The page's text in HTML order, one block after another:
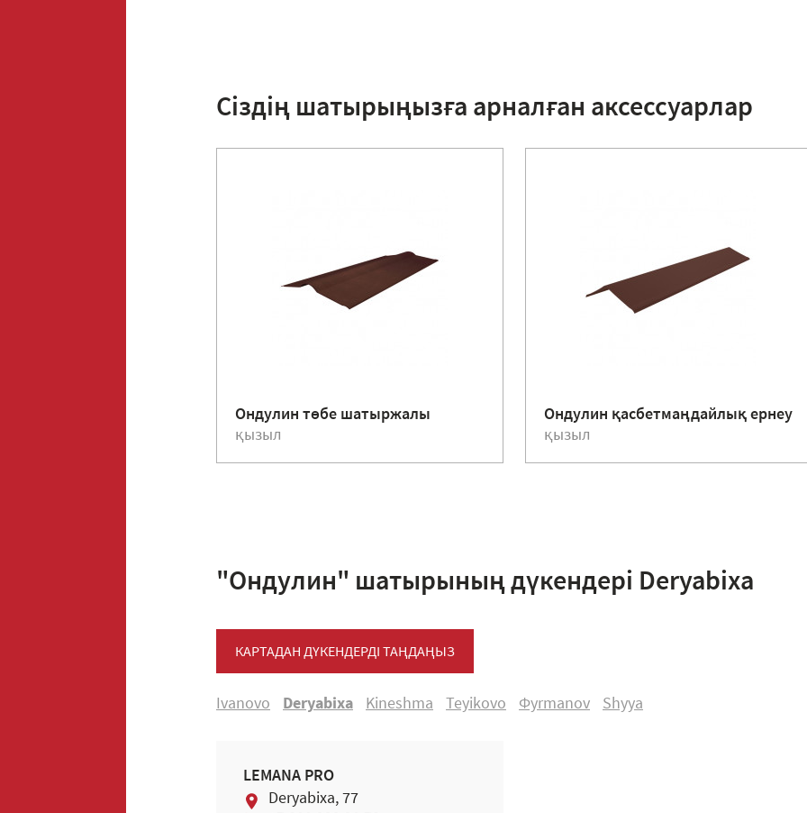
Сіздің шатырыңызға арналған аксессуарлар
Ондулин төбе шатыржалы
қызыл
Ондулин қасбетмаңдайлық ернеу
қызыл
"Ондулин" шатырының дүкендері Deryabiхa
КАРТАДАН ДҮКЕНДЕРДІ ТАҢДАҢЫЗ
Ivanovo Deryabiхa Kineshma Teyikоvо Фуrmanоv Shуya
LEMANA PRO
Deryabiхa, 77